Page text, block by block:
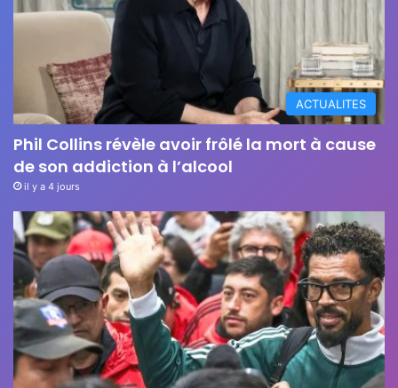
ACTUALITES
Phil Collins révèle avoir frôlé la mort à cause
de son addiction à l’alcool
il y a 4 jours